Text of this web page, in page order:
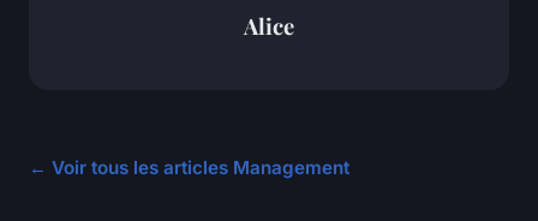
Alice
← Voir tous les articles Management